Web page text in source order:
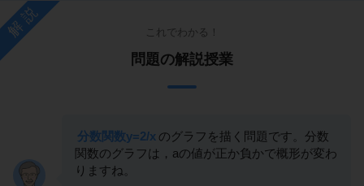
解説 これでわかる！
問題の解説授業
分数関数y=2/x のグラフを描く問題です。分数
関数のグラフは，aの値が正か負かで概形が変わ
りますね。